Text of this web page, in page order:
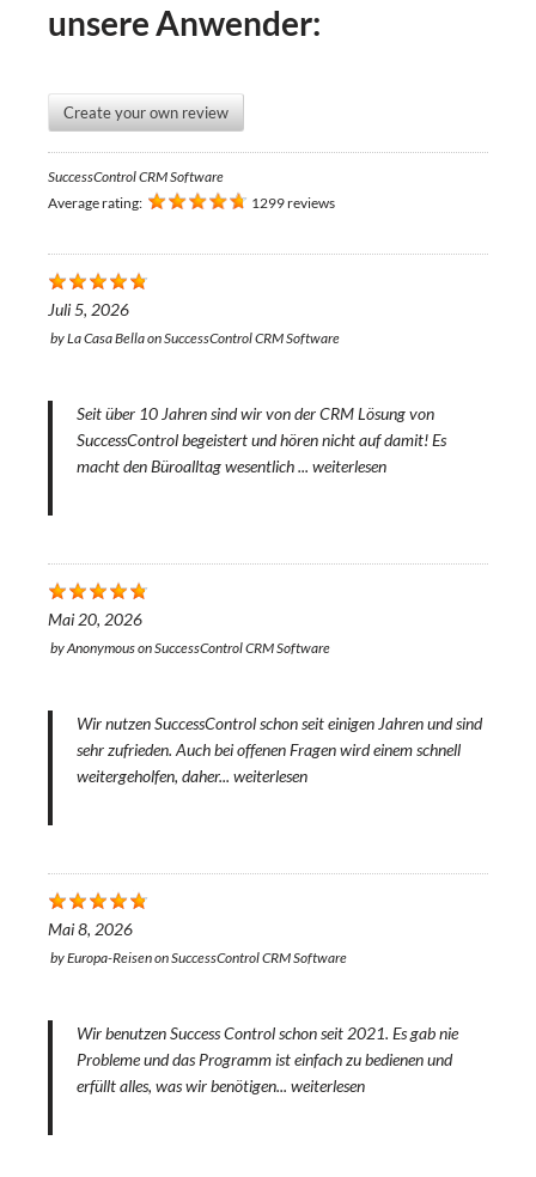
unsere Anwender:
Create your own review
SuccessControl CRM Software
Average rating:
1299 reviews
Juli 5, 2026
byLa Casa BellaonSuccessControl CRM Software
Seit über 10 Jahren sind wir von der CRM Lösung von
SuccessControl begeistert und hören nicht auf damit! Es
macht den Büroalltag wesentlich ... weiterlesen
Mai 20, 2026
byAnonymousonSuccessControl CRM Software
Wir nutzen SuccessControl schon seit einigen Jahren und sind
sehr zufrieden. Auch bei offenen Fragen wird einem schnell
weitergeholfen, daher... weiterlesen
Mai 8, 2026
byEuropa-ReisenonSuccessControl CRM Software
Wir benutzen Success Control schon seit 2021. Es gab nie
Probleme und das Programm ist einfach zu bedienen und
erfüllt alles, was wir benötigen... weiterlesen